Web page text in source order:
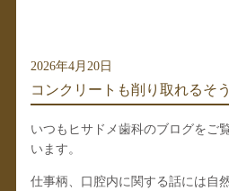
2026年4月20日
コンクリートも削り取れるそ
いつもヒサドメ歯科のブログをご
います。
仕事柄、口腔内に関する話には自